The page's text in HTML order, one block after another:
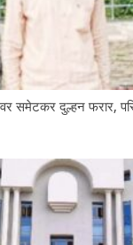
समेटकर दुल्हन फरार,